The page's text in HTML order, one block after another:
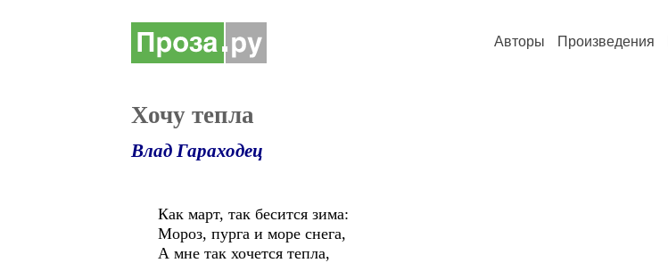
Авторы Произведения
Хочу тепла
Влад Гараходец
Как март, так бесится зима:
Мороз, пурга и море снега,
А мне так хочется тепла,